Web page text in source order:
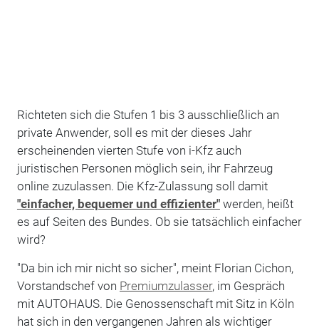
Richteten sich die Stufen 1 bis 3 ausschließlich an
private Anwender, soll es mit der dieses Jahr
erscheinenden vierten Stufe von i-Kfz auch
juristischen Personen möglich sein, ihr Fahrzeug
online zuzulassen. Die Kfz-Zulassung soll damit
"einfacher, bequemer und effizienter"werden, heißt
es auf Seiten des Bundes. Ob sie tatsächlich einfacher
wird?
"Da bin ich mir nicht so sicher", meint Florian Cichon,
Vorstandschef von Premiumzulasser, im Gespräch
mit AUTOHAUS. Die Genossenschaft mit Sitz in Köln
hat sich in den vergangenen Jahren als wichtiger